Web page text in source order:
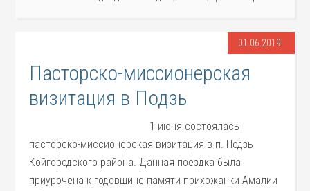
01.06.2019
Пасторско-миссионерская
визитация в Подзь
1 июня состоялась
пасторско-миссионерская визитация в п. Подзь
Койгородского района. Данная поездка была
приурочена к годовщине памяти прихожанки Амалии